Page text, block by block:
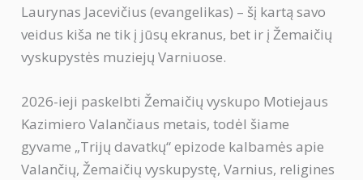
Laurynas Jacevičius (evangelikas) – šį kartą savo
veidus kiša ne tik į jūsų ekranus, bet ir į Žemaičių
vyskupystės muziejų Varniuose.
2026-ieji paskelbti Žemaičių vyskupo Motiejaus
Kazimiero Valančiaus metais, todėl šiame
gyvame „Trijų davatkų“ epizode kalbamės apie
Valančių, Žemaičių vyskupystę, Varnius, religines